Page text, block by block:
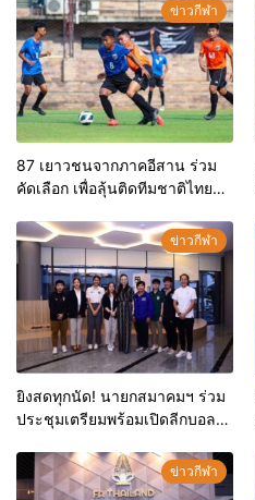
ข่าวกีฬา
87 เยาวชนจากภาคอีสาน ร่วม
คัดเลือก เพื่อลุ้นติดทีมชาติไทย
โลก 2025
ข่าวกีฬา
ยิงสดทุกนัด! นายกสมาคมฯ ร่วม
ประชุมเตรียมพร้อมเปิดลีกบอล
ข่าวกีฬา